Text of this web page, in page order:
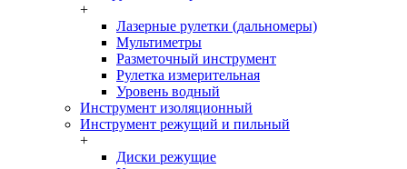
+
Лазерные рулетки (дальномеры)
Мультиметры
Разметочный инструмент
Рулетка измерительная
Уровень водный
Инструмент изоляционный
Инструмент режущий и пильный
+
Диски режущие